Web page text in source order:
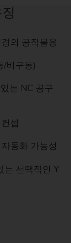
의 공작물용
/비구동)
는 NC 공구
셉
동화 가능성
선택적인 Y